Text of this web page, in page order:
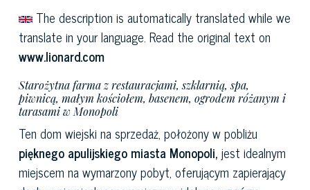
The description is automatically translated while we
translate in your language. Read the original text on
www.lionard.com
Starożytna farma z restauracjami, szklarnią, spa,
piwnicą, małym kościołem, basenem, ogrodem różanym i
tarasami w Monopoli
Ten dom wiejski na sprzedaż, położony w pobliżu
pięknego apulijskiego miasta Monopoli, jest idealnym
miejscem na wymarzony pobyt, oferującym zapierający